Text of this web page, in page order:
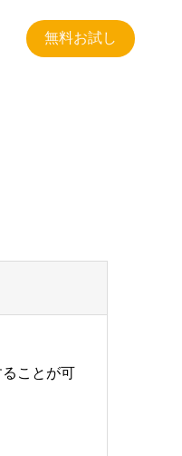
無料お試し
ことが可